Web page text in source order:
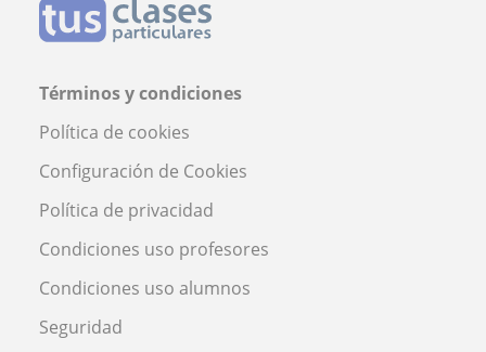
Términos y condiciones
Política de cookies
Configuración de Cookies
Política de privacidad
Condiciones uso profesores
Condiciones uso alumnos
Seguridad